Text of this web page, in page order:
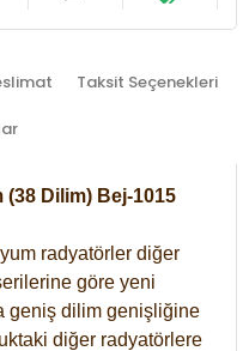
Taksit Seçenekleri
Dilim) Bej-1015
radyatörler diğer
göre yeni
geniş dilim genişliğine
diğer radyatörlere